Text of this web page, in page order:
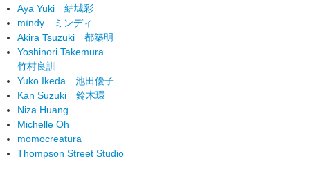
Aya Yuki 結城彩
mïndy ミンディ
Akira Tsuzuki 都築明
Yoshinori Takemura
竹村良訓
Yuko Ikeda 池田優子
Kan Suzuki 鈴木環
Niza Huang
Michelle Oh
momocreatura
Thompson Street Studio